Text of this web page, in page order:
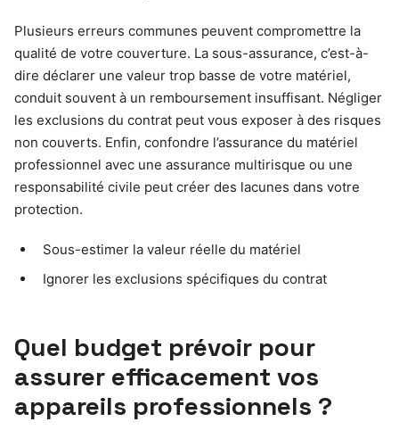
Plusieurs erreurs communes peuvent compromettre la
qualité de votre couverture. La sous-assurance, c’est-à-
dire déclarer une valeur trop basse de votre matériel,
conduit souvent à un remboursement insuffisant. Négliger
les exclusions du contrat peut vous exposer à des risques
non couverts. Enfin, confondre l’assurance du matériel
professionnel avec une assurance multirisque ou une
responsabilité civile peut créer des lacunes dans votre
protection.
Sous-estimer la valeur réelle du matériel
Ignorer les exclusions spécifiques du contrat
Quel budget prévoir pour
assurer efficacement vos
appareils professionnels ?